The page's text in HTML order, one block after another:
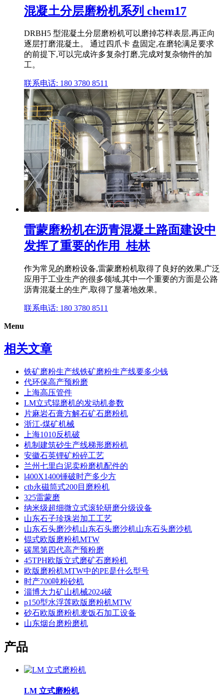
混凝土分层磨粉机系列 chem17
DRBH5 型混凝土分层磨粉机可以磨掉芯样表层,再正向
逐层打磨混凝土。 通过四爪卡 盘固定,在磨轮满足要求
的前提下,可以完成许多复杂打磨,完成对复杂物件的加
工。
联系电话: 180 3780 8511
雷蒙磨粉机在沥青混凝土路面建设中
发挥了重要的作用_桂林
作为常见的磨粉设备,雷蒙磨粉机取得了良好的效果,广泛
应用于工业生产的很多领域,其中一个重要的方面是公路
沥青混凝土的生产,取得了显著地效果。
联系电话: 180 3780 8511
Menu
相关文章
铁矿磨粉生产线铁矿磨粉生产线要多少钱
代环保高产预粉磨
上海高压管件
LM立式辊磨机的发动机参数
片麻岩石膏方解石矿石磨粉机
浙江-煤矿机械
上海1010反机破
机制建筑砂生产线梯形磨粉机
安徽石英锂矿粉碎工艺
兰州七里白泥卖粉磨机配件的
l400X1400锤破时产多少方
ctb永磁筒式200目磨粉机
325雷蒙磨
纳米级超细微立式滚轮研磨分级设备
山东石子珍珠岩加工工艺
山东石头磨沙机山东石头磨沙机山东石头磨沙机
锟式欧版磨粉机MTW
碳黑第四代高产预粉磨
45TPH欧版立式磨矿石磨粉机
欧版磨粉机MTW中的PE是什么型号
时产700吨粉砂机
淄博大力矿山机械2024破
p150型水浮莲欧版磨粉机MTW
砂石欧版磨粉机麦饭石加工设备
山东烟台磨粉磨机
产品
LM 立式磨粉机